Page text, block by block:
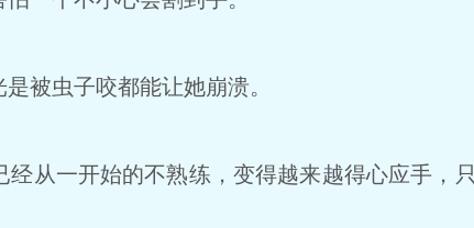
被虫子咬都能让她崩溃。
从一开始的不熟练，变得越来越得心应手，只